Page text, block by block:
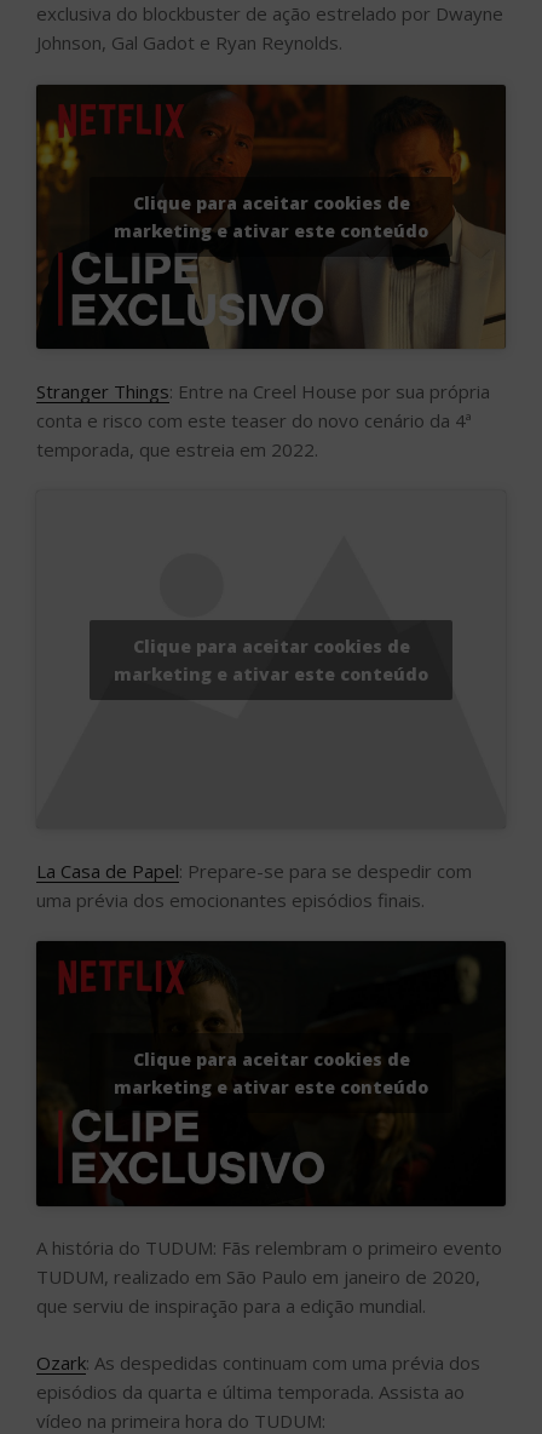
exclusiva do blockbuster de ação estrelado por Dwayne
Johnson, Gal Gadot e Ryan Reynolds.
Clique para aceitar cookies de
marketing e ativar este conteúdo
Stranger Things: Entre na Creel House por sua própria
conta e risco com este teaser do novo cenário da 4ª
temporada, que estreia em 2022.
Clique para aceitar cookies de
marketing e ativar este conteúdo
La Casa de Papel: Prepare-se para se despedir com
uma prévia dos emocionantes episódios finais.
Clique para aceitar cookies de
marketing e ativar este conteúdo
A história do TUDUM: Fãs relembram o primeiro evento
TUDUM, realizado em São Paulo em janeiro de 2020,
que serviu de inspiração para a edição mundial.
Ozark: As despedidas continuam com uma prévia dos
episódios da quarta e última temporada. Assista ao
vídeo na primeira hora do TUDUM: